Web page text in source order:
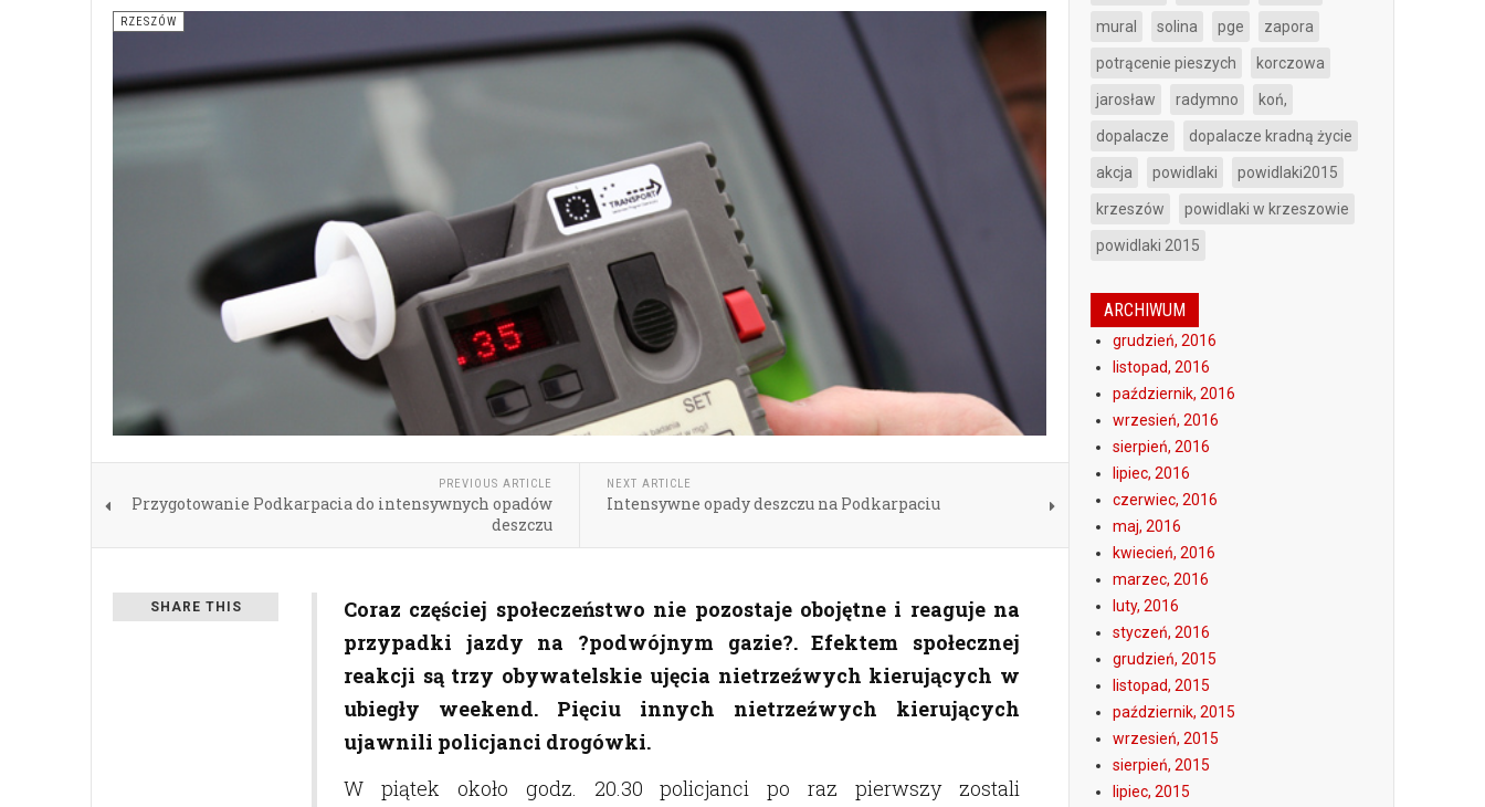
RZESZÓW
PREVIOUS ARTICLE
Przygotowanie Podkarpacia do intensywnych opadów
deszczu
NEXT ARTICLE
Intensywne opady deszczu na Podkarpaciu
SHARE THIS
Coraz częściej społeczeństwo nie pozostaje obojętne i reaguje na
przypadki jazdy na ?podwójnym gazie?. Efektem społecznej
reakcji są trzy obywatelskie ujęcia nietrzeźwych kierujących w
ubiegły weekend. Pięciu innych nietrzeźwych kierujących
ujawnili policjanci drogówki.
W piątek około godz. 20.30 policjanci po raz pierwszy zostali
mural solina pge zapora
potrącenie pieszych korczowa
jarosław radymno koń,
dopalacze dopalacze kradną życie
akcja powidlaki powidlaki2015
krzeszów powidlaki w krzeszowie
powidlaki 2015
ARCHIWUM
grudzień, 2016
listopad, 2016
październik, 2016
wrzesień, 2016
sierpień, 2016
lipiec, 2016
czerwiec, 2016
maj, 2016
kwiecień, 2016
marzec, 2016
luty, 2016
styczeń, 2016
grudzień, 2015
listopad, 2015
październik, 2015
wrzesień, 2015
sierpień, 2015
lipiec, 2015